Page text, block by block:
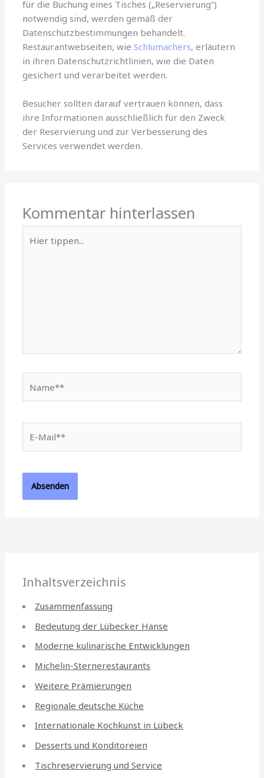
für die Buchung eines Tisches („Reservierung“)
notwendig sind, werden gemäß der
Datenschutzbestimmungen behandelt.
Restaurantwebseiten, wieSchlumachers, erläutern
in ihren Datenschutzrichtlinien, wie die Daten
gesichert und verarbeitet werden.
Besucher sollten darauf vertrauen können, dass
ihre Informationen ausschließlich für den Zweck
der Reservierung und zur Verbesserung des
Services verwendet werden.
Kommentar hinterlassen
tippen...
Mail**
Inhaltsverzeichnis
Zusammenfassung
Bedeutung der Lübecker Hanse
Moderne kulinarische Entwicklungen
Michelin-Sternerestaurants
Weitere Prämierungen
Regionale deutsche Küche
Internationale Kochkunst in Lübeck
Desserts und Konditoreien
Tischreservierung und Service